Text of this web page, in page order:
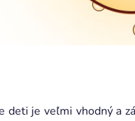
je veľmi vhodný a